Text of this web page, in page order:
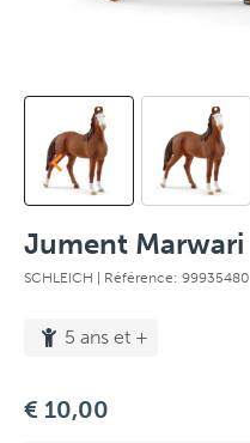
Jument Marwari
SCHLEICH | Référence: 99935480
5 ans et +
€ 10,00